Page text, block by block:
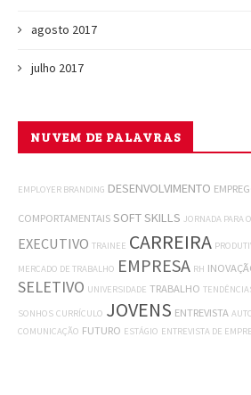
agosto 2017
julho 2017
NUVEM DE PALAVRAS
EMPLOYER BRANDING DESENVOLVIMENTO
COMPORTAMENTAIS SOFT SKILLS JORNADA PARA
EXECUTIVO TRAINEE CARREIRA
MERCADO DE TRABALHO EMPRESA RH
SELETIVO UNIVERSIDADE TRABALHO
SONHOS CURRÍCULO JOVENS ENTREVISTA
COMUNICAÇÃO FUTURO ESTÁGIO ENTREVISTA DE